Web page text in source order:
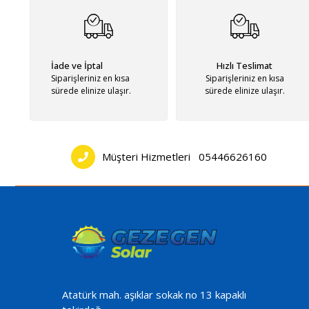
Tunçmatik
İade ve İptal
Siparişleriniz en kısa
sürede elinize ulaşır.
Hızlı Teslimat
Siparişleriniz en kısa
sürede elinize ulaşır.
Müşteri Hizmetleri 05446626160
Atatürk mah. aşıklar sokak no 13 kapaklı